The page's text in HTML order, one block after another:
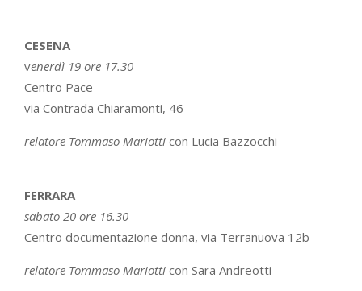
CESENA
venerdì 19 ore 17.30
Centro Pace
via Contrada Chiaramonti, 46
relatore Tommaso Mariotti con Lucia Bazzocchi
FERRARA
sabato 20 ore 16.30
Centro documentazione donna, via Terranuova 12b
relatore Tommaso Mariotti con Sara Andreotti